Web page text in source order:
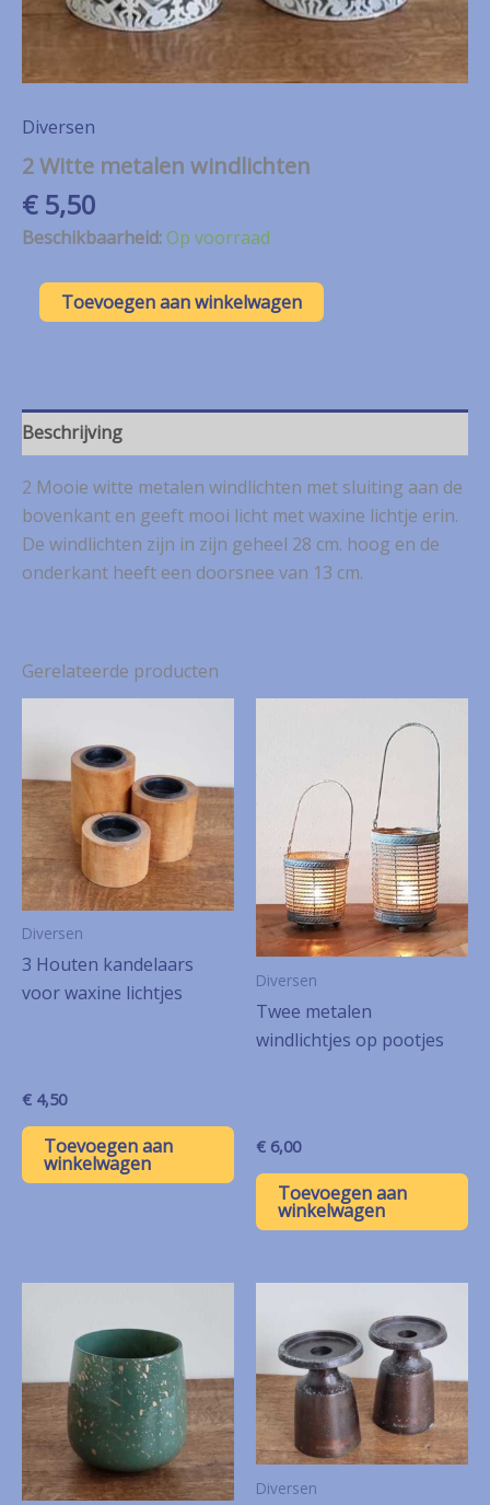
Diversen
2 Witte metalen windlichten
€5,50
Beschikbaarheid:Op voorraad
Witte
Toevoegen aan winkelwagen
Beschrijving
2 Mooie witte metalen windlichten met sluiting aan de
bovenkant en geeft mooi licht met waxine lichtje erin.
De windlichten zijn in zijn geheel 28 cm. hoog en de
onderkant heeft een doorsnee van 13 cm.
Gerelateerde producten
Diversen
3 Houten kandelaars
voor waxine lichtjes
€ 4,50
Toevoegen aan
winkelwagen
Diversen
Twee metalen
windlichtjes op pootjes
€ 6,00
Toevoegen aan
winkelwagen
Diversen